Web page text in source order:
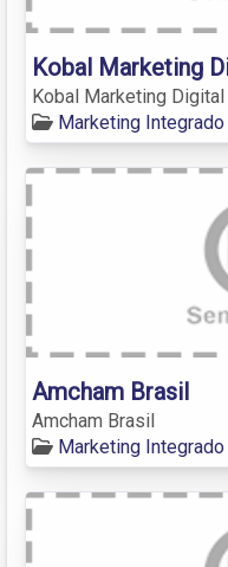
Kobal Marketing
Kobal Marketing Digital
Marketing
Amcham Brasil
Amcham Brasil
Marketing